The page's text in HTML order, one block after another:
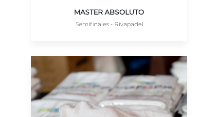
MASTER ABSOLUTO
Semifinales - Rivapadel